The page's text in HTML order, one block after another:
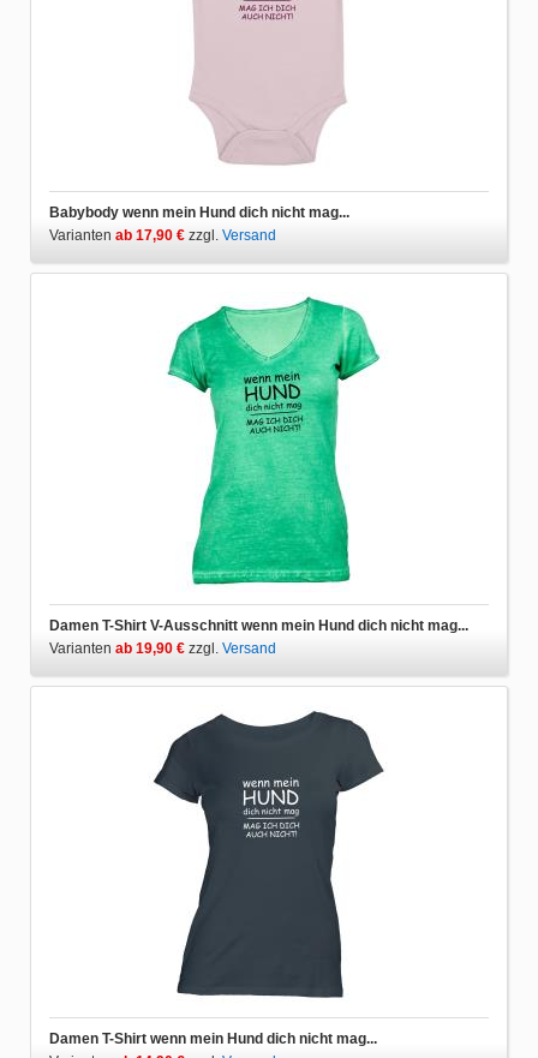
Babybody wenn mein Hund dich nicht mag...
Varianten ab 17,90 € zzgl. Versand
Damen T-Shirt V-Ausschnitt wenn mein Hund dich nicht mag...
Varianten ab 19,90 € zzgl. Versand
Damen T-Shirt wenn mein Hund dich nicht mag...